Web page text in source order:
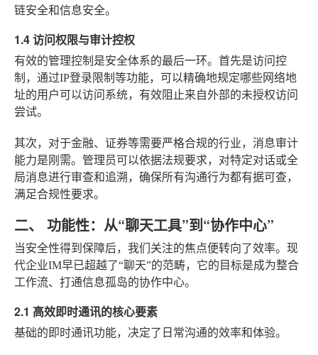
链安全和信息安全。
1.4 访问权限与审计控权
有效的管理控制是安全体系的最后一环。首先是访问控
制，通过IP登录限制等功能，可以精确地规定哪些网络地
址的用户可以访问系统，有效阻止来自外部的未授权访问
尝试。
其次，对于金融、证券等需要严格合规的行业，消息审计
能力是刚需。管理员可以依据法规要求，对特定对话或全
局消息进行审查和追溯，确保所有沟通行为都有据可查，
满足合规性要求。
二、 功能性：从“聊天工具”到“协作中心”
当安全性得到保障后，我们关注的焦点便转向了效率。现
代企业IM早已超越了“聊天”的范畴，它的目标是成为整合
工作流、打通信息孤岛的协作中心。
2.1 高效即时通讯的核心要素
基础的即时通讯功能，决定了日常沟通的效率和体验。